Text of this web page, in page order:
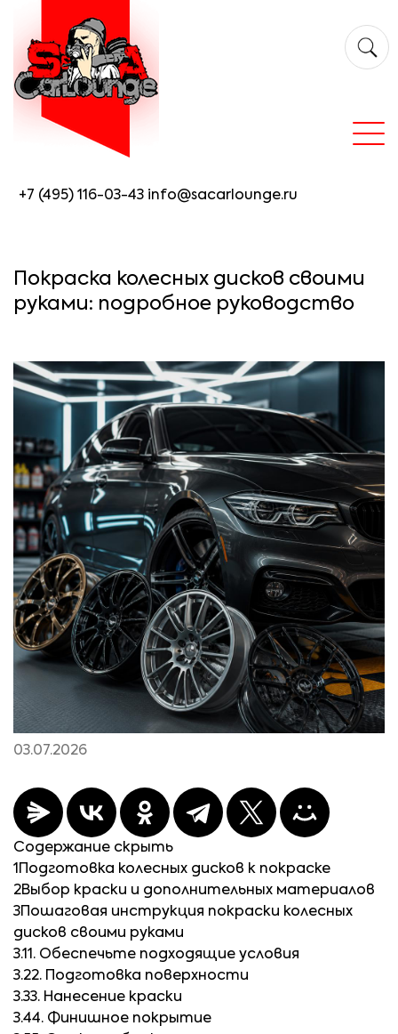
+7 (495) 116-03-43 info@sacarlounge.ru
Покраска колесных дисков своими
руками: подробное руководство
03.07.2026
Содержание скрыть
1
Подготовка колесных дисков к покраске
2Выбор краски и дополнительных материалов
3 Пошаговая инструкция покраски колесных
дисков своими руками
3.11. Обеспечьте подходящие условия
3.22. Подготовка поверхности
3.33. Нанесение краски
3.44. Финишное покрытие